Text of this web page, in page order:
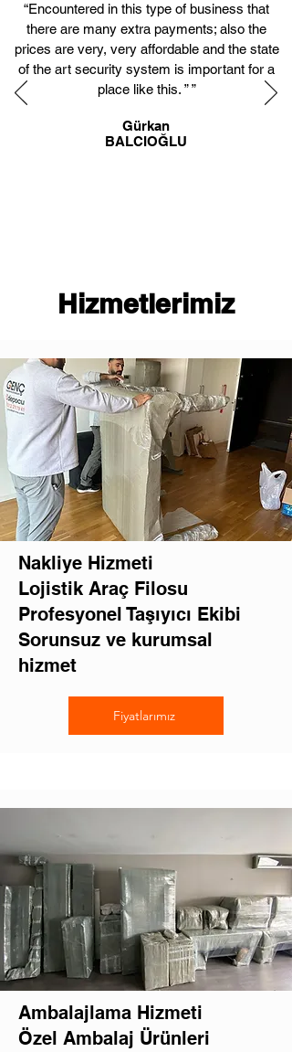
“Encountered in this type of business that
there are many extra payments; also the
prices are very, very affordable and the state
of the art security system is important for a
place like this. ” ”
Gürkan
BALCIOĞLU
Hizmetlerimiz
Nakliye Hizmeti
Lojistik Araç Filosu
Profesyonel Taşıyıcı Ekibi
Sorunsuz ve kurumsal
hizmet
Fiyatlarımız
Ambalajlama Hizmeti
Özel Ambalaj Ürünleri